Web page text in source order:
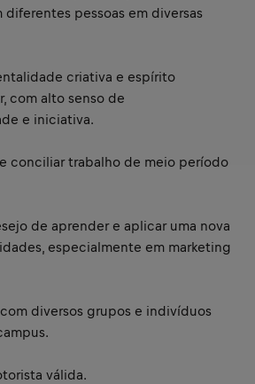
diferentes pessoas em diversas
criativa e espírito
com alto senso de
e iniciativa.
conciliar trabalho de meio período
de aprender e aplicar uma nova
especialmente em marketing
diversos grupos e indivíduos
válida.